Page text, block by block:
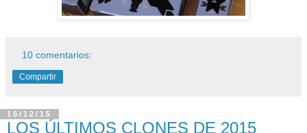
10 comentarios:
Compartir
15/12/15
LOS ÚLTIMOS CLONES DE 2015